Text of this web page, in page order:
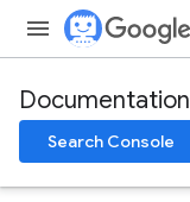
Documentation
Search Console